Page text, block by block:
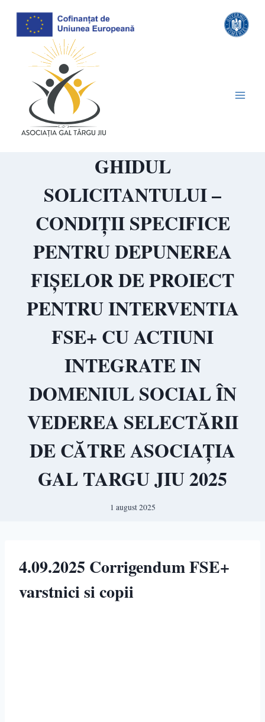
content
GHIDUL
SOLICITANTULUI –
CONDIȚII SPECIFICE
PENTRU DEPUNEREA
FIȘELOR DE PROIECT
PENTRU INTERVENTIA
FSE+ CU ACTIUNI
INTEGRATE IN
DOMENIUL SOCIAL ÎN
VEDEREA SELECTĂRII
DE CĂTRE ASOCIAȚIA
GAL TARGU JIU 2025
1 august 2025
4.09.2025 Corrigendum FSE+
varstnici si copii